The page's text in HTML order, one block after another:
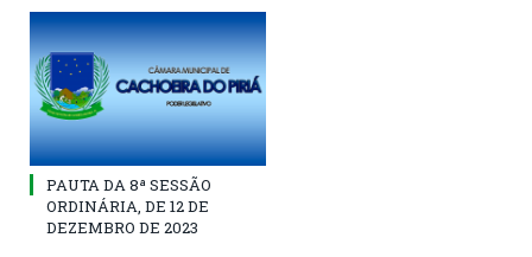
PAUTA DA 8ª SESSÃO
ORDINÁRIA, DE 12 DE
DEZEMBRO DE 2023